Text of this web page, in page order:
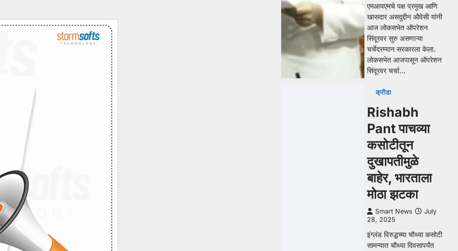
एमआयएमचे पक्ष प्रमुख आणि
खासदार असदुद्दीन औवेसी यांनी
आज लोकसभेत ऑपरेशन
सिंदूरवर सुरु असणाऱ्या
चर्चेदरम्यान सरकारला केला.
लोकसभेत आजपासून ऑपरेशन
सिंदूरवर चर्चा…
क्रीडा
Rishabh
Pant पाचव्या
कसोटीतून
दुखापतीमुळे
बाहेर, भारताला
मोठा झटका
Smart News
July
28, 2025
इंग्लंड विरुद्धच्या चौथ्या कसोटी
सामन्यात चौथ्या दिवसापर्यंत